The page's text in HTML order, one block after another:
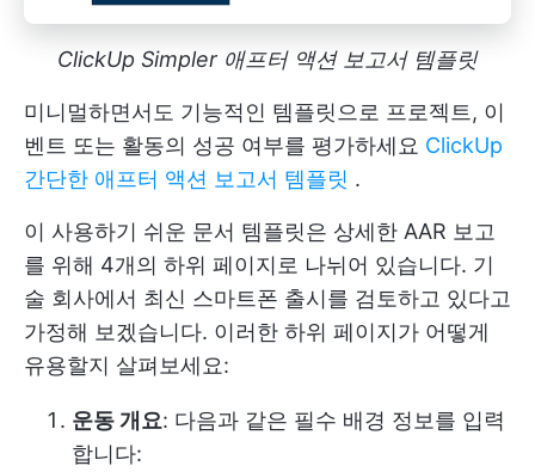
ClickUp Simpler 애프터 액션 보고서 템플릿
미니멀하면서도 기능적인 템플릿으로 프로젝트, 이
벤트 또는 활동의 성공 여부를 평가하세요 ClickUp
간단한 애프터 액션 보고서 템플릿 .
이 사용하기 쉬운 문서 템플릿은 상세한 AAR 보고
를 위해 4개의 하위 페이지로 나뉘어 있습니다. 기
술 회사에서 최신 스마트폰 출시를 검토하고 있다고
가정해 보겠습니다. 이러한 하위 페이지가 어떻게
유용할지 살펴보세요:
운동 개요: 다음과 같은 필수 배경 정보를 입력
합니다: